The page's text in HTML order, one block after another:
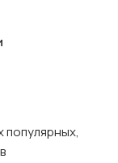
популярных,